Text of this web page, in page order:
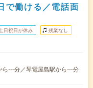
で働ける／電話面
日祝日が休み 残業なし
---分／琴電屋島駅から---分